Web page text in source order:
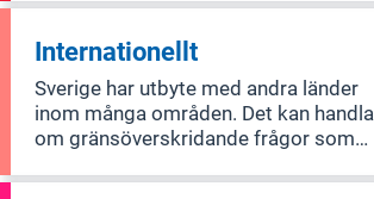
uppnås främst genom åtgärder inom
arbetsmarknad, utbildning, hälsa och
bostäder. För att hjälpa nyanlända inv
Internationellt
Sverige har utbyte med andra länder
inom många områden. Det kan handla
om gränsöverskridande frågor som